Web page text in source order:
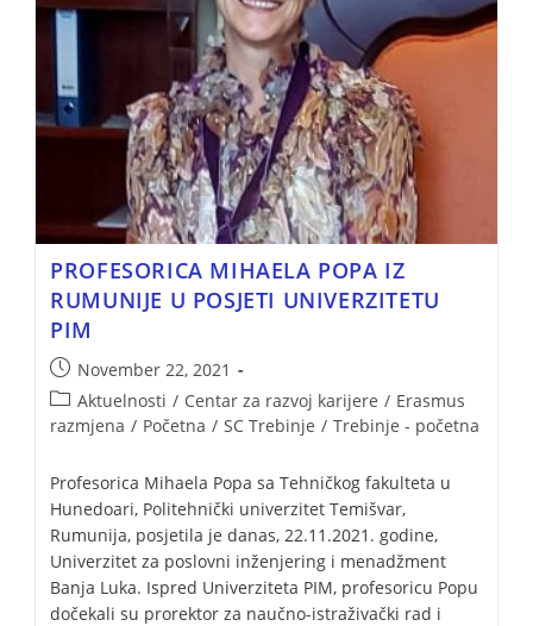
PROFESORICA MIHAELA POPA IZ
RUMUNIJE U POSJETI UNIVERZITETU
PIM
November 22, 2021
Aktuelnosti / Centar za razvoj karijere / Erasmus
razmjena / Početna / SC Trebinje / Trebinje - početna
Profesorica Mihaela Popa sa Tehničkog fakulteta u
Hunedoari, Politehnički univerzitet Temišvar,
Rumunija, posjetila je danas, 22.11.2021. godine,
Univerzitet za poslovni inženjering i menadžment
Banja Luka. Ispred Univerziteta PIM, profesoricu Popu
dočekali su prorektor za naučno-istraživački rad i